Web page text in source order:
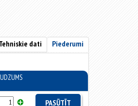
Piederumi
dati
PASŪTĪT